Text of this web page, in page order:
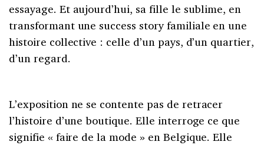
essayage. Et aujourd’hui, sa fille le sublime, en
transformant une success story familiale en une
histoire collective : celle d’un pays, d’un quartier,
d’un regard.
L’exposition ne se contente pas de retracer
l’histoire d’une boutique. Elle interroge ce que
signifie « faire de la mode » en Belgique. Elle